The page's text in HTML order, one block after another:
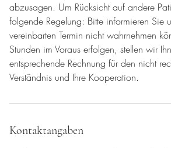
abzusagen. Um Rücksicht auf andere
folgende Regelung: Bitte informieren
vereinbarten Termin nicht wahrnehmen
Stunden im Voraus erfolgen, stellen wir
entsprechende Rechnung für den nicht
Verständnis und Ihre Kooperation.
Kontaktangaben